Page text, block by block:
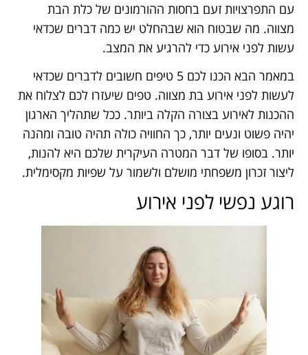
עם התפרצויות זעם בחסות ההורמונים של כלת הבת
מצווה. מה שבטוח הוא שבהחלט יש כמה דברים שכדאי
עשות לפני אירוע כדי להרגיע את המצב.
במאמר הבא הכנו לכם 5 טיפים חשובים לדברים שכדאי
לעשות לפני אירוע בת מצווה. טפים שיעזרו לכם לצלוח את
ההכנות לאירוע בצורה הקלה ביותר. ככל שתהליך הארגון
יהיה פשוט ונעים יותר, כך החוויה כולה תהיה טובה ומהנה
יותר. בסופו של דבר המטרה העיקרית שלכם היא להנות,
ליצור זכרון משפחתי מושלם ולשמור על שפיות מקסימלית.
רוגע נפשי לפני אירוע